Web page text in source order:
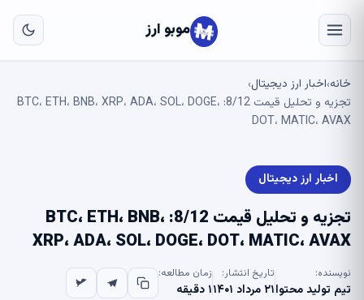
موبو ارز
خانه›اخبار ارز دیجیتال›
تجزیه و تحلیل قیمت 8/12: BTC، ETH، BNB، XRP، ADA، SOL، DOGE،
DOT، MATIC، AVAX
اخبار ارز دیجیتال
تجزیه و تحلیل قیمت 8/12: BTC، ETH، BNB،
XRP، ADA، SOL، DOGE، DOT، MATIC، AVAX
نویسنده:
تیم تولید محتوا
تاریخ انتشار:
۲۱ مرداد ۱۴۰۱
زمان مطالعه:
۱ دقیقه